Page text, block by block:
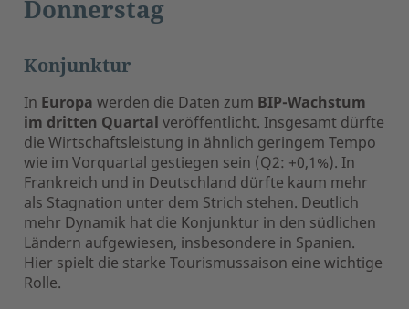
Donnerstag
Konjunktur
In Europa werden die Daten zum BIP-Wachstum
im dritten Quartal veröffentlicht. Insgesamt dürfte
die Wirtschaftsleistung in ähnlich geringem Tempo
wie im Vorquartal gestiegen sein (Q2: +0,1%). In
Frankreich und in Deutschland dürfte kaum mehr
als Stagnation unter dem Strich stehen. Deutlich
mehr Dynamik hat die Konjunktur in den südlichen
Ländern aufgewiesen, insbesondere in Spanien.
Hier spielt die starke Tourismussaison eine wichtige
Rolle.